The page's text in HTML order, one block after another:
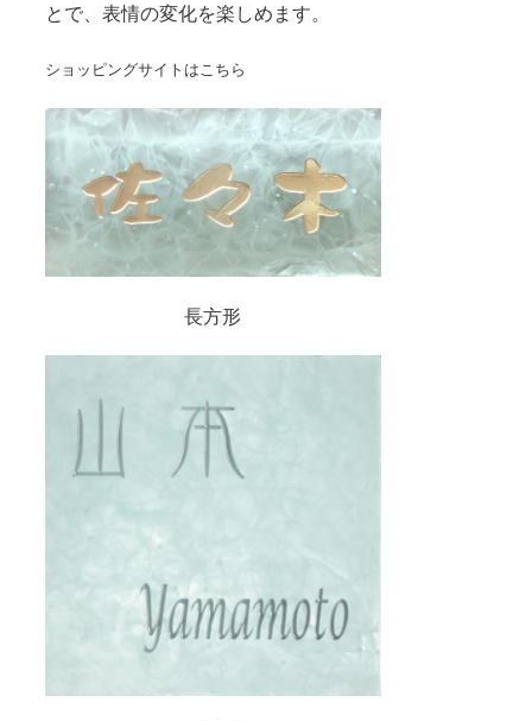
とで、表情の変化を楽しめます。
ショッピングサイトはこちら
長方形